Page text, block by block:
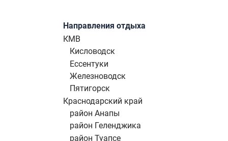
Направления отдыха
КМВ
Кисловодск
Ессентуки
Железноводск
Пятигорск
Краснодарский край
район Анапы
район Геленджика
район Туапсе